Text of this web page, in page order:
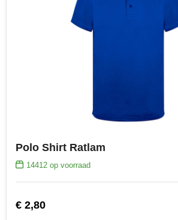
Polo Shirt Ratlam
14412op voorraad
€ 2,80